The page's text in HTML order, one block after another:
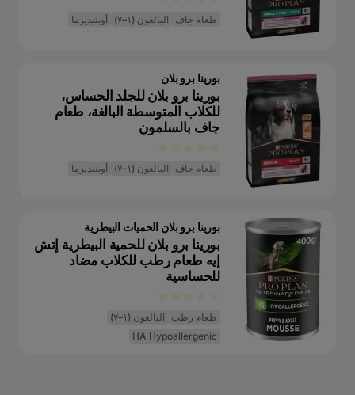
طعام جاف البالغون (١–٧) أوبتيديرما
بورينا برو بلان
بورينا برو بلان للجلد الحساس،
للكلاب المتوسطة البالغة، طعام
جاف بالسلمون
طعام جاف البالغون (١–٧) أوبتيديرما
بورينا برو بلان الحميات البيطرية
بورينا برو بلان للحمية البيطرية إتش
إيه طعام رطب للكلاب مضاد
للحساسية
طعام رطب
البالغون (١–٧)
HA Hypoallergenic